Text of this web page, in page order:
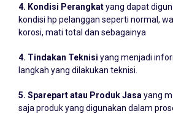
4. Kondisi Perangkat
yang dapat
kondisi hp pelanggan seperti normal,
korosi, mati total dan sebagainya
4. Tindakan Teknisi yang menjadi
langkah yang dilakukan teknisi.
5. Sparepart atau Produk Jasa yang
saja produk yang digunakan dalam